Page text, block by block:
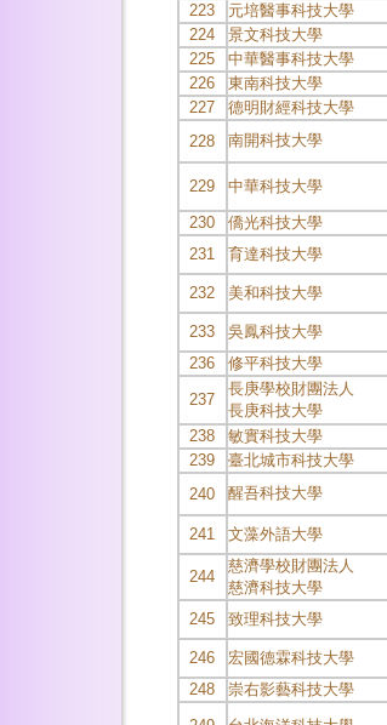
223
元培醫事科技大學
224
景文科技大學
225
中華醫事科技大學
226
東南科技大學
227
德明財經科技大學
228
南開科技大學
229 中華科技大學
230
僑光科技大學
231
育達科技大學
232 美和科技大學
233 吳鳳科技大學
236
修平科技大學
237
長庚學校財團法人
長庚科技大學
238
敏實科技大學
239
臺北城市科技大學
240
醒吾科技大學
241 文藻外語大學
244
慈濟學校財團法人
慈濟科技大學
245 致理科技大學
246 宏國德霖科技大學
248
崇右影藝科技大學